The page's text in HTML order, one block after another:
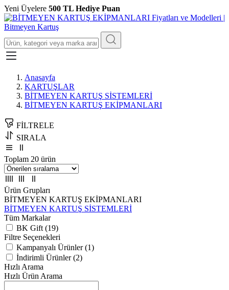
Yeni Üyelere 500 TL Hediye Puan
Anasayfa
KARTUŞLAR
BİTMEYEN KARTUŞ SİSTEMLERİ
BİTMEYEN KARTUŞ EKİPMANLARI
FİLTRELE
SIRALA
Toplam 20 ürün
Ürün Grupları
BİTMEYEN KARTUŞ EKİPMANLARI
BİTMEYEN KARTUŞ SİSTEMLERİ
Tüm Markalar
BK Gift (19)
Filtre Seçenekleri
Kampanyalı Ürünler (1)
İndirimli Ürünler (2)
Hızlı Arama
Hızlı Ürün Arama